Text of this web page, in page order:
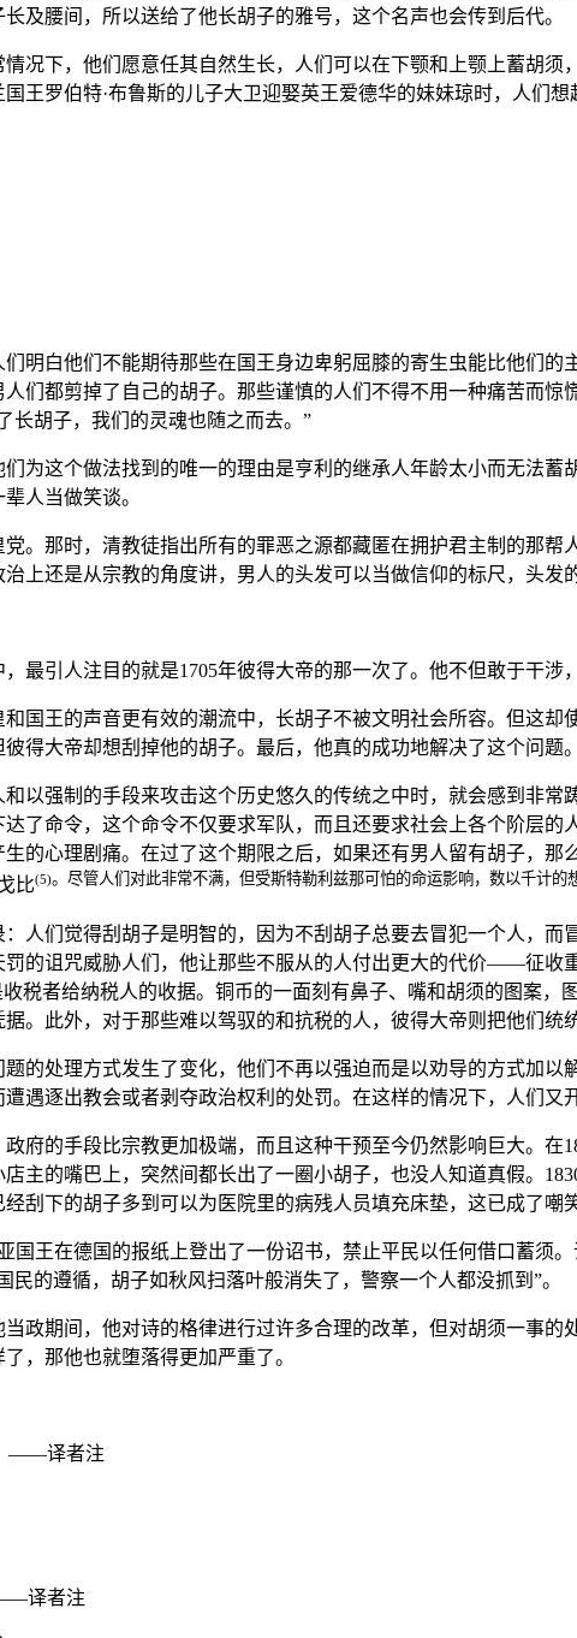
及腰间，所以送给了他长胡子的雅号，这个名声也会传到后代。
况下，他们愿意任其自然生长，人们可以在下颚和上颚上蓄胡
王罗伯特·布鲁斯的儿子大卫迎娶英王爱德华的妹妹琼时，人们
明白他们不能期待那些在国王身边卑躬屈膝的寄生虫能比他们
们都剪掉了自己的胡子。那些谨慎的人们不得不用一种痛苦而
长胡子，我们的灵魂也随之而去。”
为这个做法找到的唯一的理由是亨利的继承人年龄太小而无法
人当做笑谈。
。那时，清教徒指出所有的罪恶之源都藏匿在拥护君主制的那
上还是从宗教的角度讲，男人的头发可以当做信仰的标尺，头发
最引人注目的就是1705年彼得大帝的那一次了。他不但敢于干涉
国王的声音更有效的潮流中，长胡子不被文明社会所容。但这
得大帝却想刮掉他的胡子。最后，他真的成功地解决了这个问题。
以强制的手段来攻击这个历史悠久的传统之中时，就会感到非
了命令，这个命令不仅要求军队，而且还要求社会上各个阶层
的心理剧痛。在过了这个期限之后，如果还有男人留有胡子，
比(5)。尽管人们对此非常不满，但受斯特勒利兹那可怕的命运影响，数以千计的
人们觉得刮胡子是明智的，因为不刮胡子总要去冒犯一个人，
的诅咒威胁人们，他让那些不服从的人付出更大的代价——征收
税者给纳税人的收据。铜币的一面刻有鼻子、嘴和胡须的图案
。此外，对于那些难以驾驭的和抗税的人，彼得大帝则把他们统
的处理方式发生了变化，他们不再以强迫而是以劝导的方式加
遇逐出教会或者剥夺政治权利的处罚。在这样的情况下，人们又
府的手段比宗教更加极端，而且这种干预至今仍然影响巨大。
主的嘴巴上，突然间都长出了一圈小胡子，也没人知道真假。
刮下的胡子多到可以为医院里的病残人员填充床垫，这已成了嘲
国王在德国的报纸上登出了一份诏书，禁止平民以任何借口蓄须
的遵循，胡子如秋风扫落叶般消失了，警察一个人都没抓到”。
政期间，他对诗的格律进行过许多合理的改革，但对胡须一事
，那他也就堕落得更加严重了。
——译者注
译者注